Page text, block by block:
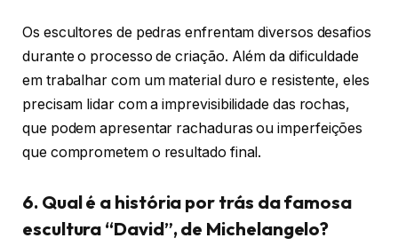
Os escultores de pedras enfrentam diversos desafios
durante o processo de criação. Além da dificuldade
em trabalhar com um material duro e resistente, eles
precisam lidar com a imprevisibilidade das rochas,
que podem apresentar rachaduras ou imperfeições
que comprometem o resultado final.
6. Qual é a história por trás da famosa
escultura “David”, de Michelangelo?